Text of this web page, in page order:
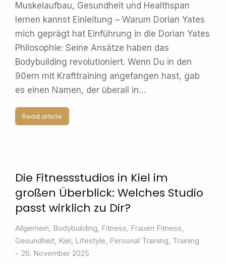
Muskelaufbau, Gesundheit und Healthspan
lernen kannst Einleitung – Warum Dorian Yates
mich geprägt hat Einführung in die Dorian Yates
Philosophie: Seine Ansätze haben das
Bodybuilding revolutioniert. Wenn Du in den
90ern mit Krafttraining angefangen hast, gab
es einen Namen, der überall in…
Read article
Die Fitnessstudios in Kiel im
großen Überblick: Welches Studio
passt wirklich zu Dir?
Allgemein, Bodybuilding, Fitness, Frauen Fitness,
Gesundheit, Kiel, Lifestyle, Personal Training, Training
26. November 2025